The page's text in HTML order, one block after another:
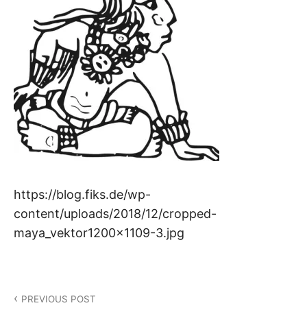
https://blog.fiks.de/wp-
content/uploads/2018/12/cropped-
maya_vektor1200x1109-3.jpg
PREVIOUS POST